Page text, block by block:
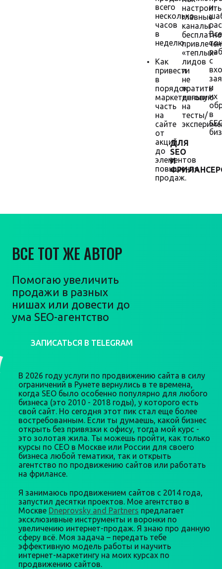
всего
несколько
часов
в
неделю.
Как
привести
в
порядок
маркетинговую
часть
на
сайте
от
акций
до
элементов
повышения
продаж.
настроить
главные
каналы
«теплых»
лидов
и
не
тратить
деньги
на
тесты/
ДЛЯ
SEO
И
и
Все
с
и
их
в
ВСЕ ТОТ ЖЕ АВТОР
Помогаю увеличить
продажи в разных
нишах или довести до
ума SEO-агентство
ЗАПИСАТЬСЯ В TELEGRAM
В 2026 году услуги по продвижению сайта в силу
ограничений в Рунете вернулись в те времена,
когда SEO было особенно популярно для любого
бизнеса (это 2010 - 2018 годы), у которого есть
свой сайт. Но сегодня этот пик стал еще более
востребованным. Если ты думаешь, какой бизнес
открыть без привязки к офису, тогда мой курс -
это золотая жила. Ты можешь пройти, как только
курсы по СЕО в Москве или России для своего
бизнеса любой тематики, так и открыть
агентство по продвижению сайтов или работать
на фрилансе.
Я занимаюсь продвижением сайтов с 2014 года,
запустил десятки проектов. Мое агентство в
Москве Dneprovsky and Partners предлагает
эксклюзивные инструменты и воронки по
увеличению интернет-продаж. Я знаю про данную
сферу всё. Моя задача – передать тебе
эффективную модель работы и научить
интернет-маркетингу на моих курсах по
продвижению сайтов.